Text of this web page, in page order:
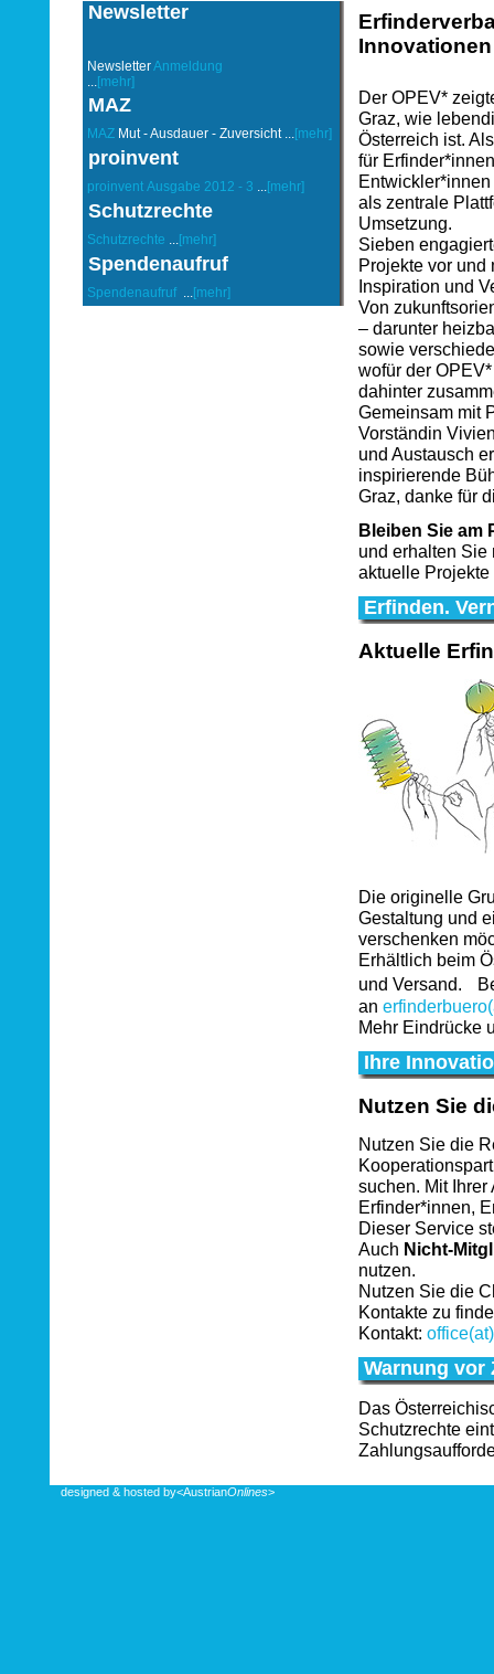
Newsletter
NewsletterAnmeldung
...[mehr]
MAZ
MAZMut - Ausdauer - Zuversicht ...[mehr]
proinvent
proinvent Ausgabe 2012 - 3 ...[mehr]
Schutzrechte
Schutzrechte ...[mehr]
Spendenaufruf
Spendenaufruf ...[mehr]
Der OPEV*
Graz, wie
Österreich ist.
für
als zentrale
Umsetzung.
Sieben
Projekte vor und
Inspiration und
Von
– darunter
sowie
wofür der
dahinter
Gemeinsam mit
Vorständin
und Austausch
inspirierende
Graz, danke für
Bleiben Sie am
und erhalten
aktuelle
Erfinden.
Aktuelle
Die originelle
Gestaltung und
verschenken
Erhältlich beim
und Versand.
an
Mehr Eindrücke
Ihre
Nutzen Sie
Nutzen Sie die
suchen. Mit
Erfinder*innen,
Dieser Service
Auch Nicht-
nutzen.
Nutzen Sie die
Kontakte zu
Kontakt:
Warnung vor
Das
Schutzrechte
designed & hosted by<AustrianOnlines>